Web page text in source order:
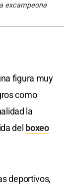
excampeona
figura muy
como
la
del boxeo
deportivos,